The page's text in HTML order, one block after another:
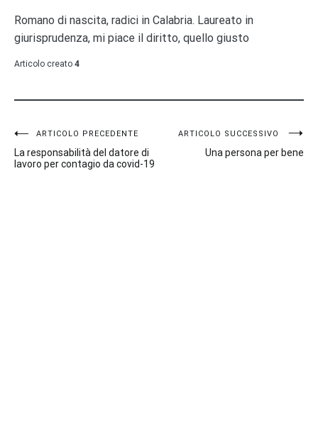
Romano di nascita, radici in Calabria. Laureato in
giurisprudenza, mi piace il diritto, quello giusto
Articolo creato 4
Navigazione
articoli
ARTICOLO PRECEDENTE
La responsabilità del datore di
lavoro per contagio da covid-19
ARTICOLO SUCCESSIVO
Una persona per bene